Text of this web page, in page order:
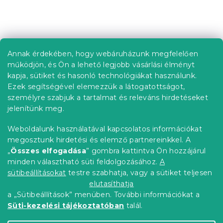
Annak érdekében, hogy webáruházunk megfelelően
működjön, és Ön a lehető legjobb vásárlási élményt
kapja, sütiket és hasonló technológiákat használunk.
Ezek segítségével elemezzük a látogatottságot,
személyre szabjuk a tartalmat és releváns hirdetéseket
jelenítünk meg.
Weboldalunk használatával kapcsolatos információkat
megosztunk hirdetési és elemző partnereinkkel. A
„Összes elfogadása” gombra kattintva Ön hozzájárul
minden választható süti feldolgozásához. A
sütibeállításokat testre szabhatja, vagy a sütiket teljesen
elutasíthatja
a „Sütibeállítások” menüben. További információkat a
Süti-kezelési tájékoztatóban talál.
i
r
á
n
y
í
t
e
l
e
m
e
i
á
Információ az Ön számára
Rendelés követése
Szállítási lehetőségek
Fizetési lehetőségek
Reklamáció és áruvisszaküldés
Elérhetőség
Általános szerződési feltételek
Adatvédelmi nyilatkozat
Blog
Partnereinknek